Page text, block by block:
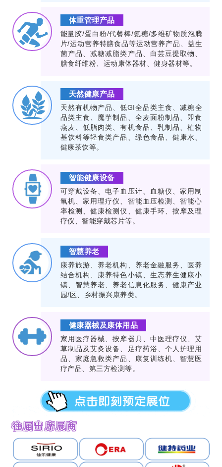
体重管理产品
能量胶/蛋白粉/代餐棒/氨糖/多维矿物质泡腾
片/运动营养特膳食品等运动营养产品、益生
菌产品、减糖减脂类产品、白芸豆提取物、
膳食纤维粉、运动康体器材、健身器材等。
天然健康产品
天然有机物产品、低GI全品类主食、减糖全
品类主食、魔芋制品、全麦面粉制品、即食
燕麦、低脂肉类、有机食品、乳制品、植物
基饮料等轻食类产品、绿色食品、健康水、
健康茶饮等。
智能健康设备
可穿戴设备、电子血压计、血糖仪、家用制
氧机、家用理疗仪、智能血压检测、智能心
率检测、健康检测仪、健康手环、按摩及理
疗仪、智能穿戴芯片等。
智慧养老
康养旅游、养老机构、养老金融服务、医养
结合机构、康养特色小镇、生态养生健康小
镇、智慧养老、养老信息化服务、健康产业
园/区、乡村振兴康养类。
健康器械及康体用品
家用医疗器械、按摩器具、中医理疗仪、艾
草制品及艾灸设备、足疗药浴、个人护理用
品、家庭急救类产品、康复训练机、智慧医
疗产品、第三方检测等。
往届出席展商